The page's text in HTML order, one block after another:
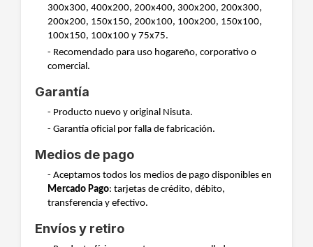
300x300, 400x200, 200x400, 300x200, 200x300,
200x200, 150x150, 200x100, 100x200, 150x100,
100x150, 100x100 y 75x75.
- Recomendado para uso hogareño, corporativo o
comercial.
Garantía
- Producto nuevo y original Nisuta.
- Garantía oficial por falla de fabricación.
Medios de pago
- Aceptamos todos los medios de pago disponibles en
Mercado Pago: tarjetas de crédito, débito,
transferencia y efectivo.
Envíos y retiro